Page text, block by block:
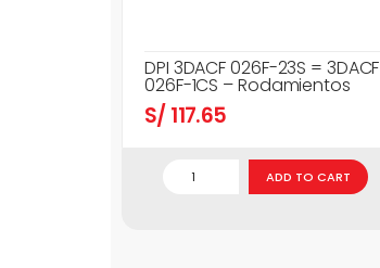
DPI 3DACF 026F-23S = 3DACF
026F-1CS – Rodamientos
S/ 117.65
ADD TO CART